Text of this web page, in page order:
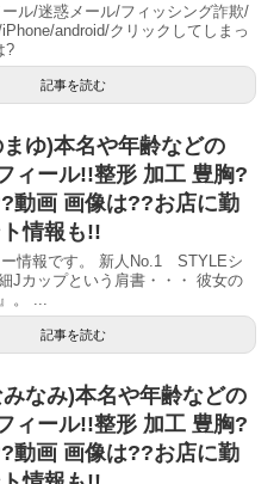
ル/迷惑メール/フィッシング詐欺/
android/クリックしてしまっ
?
記事を読む
ゆ)本名や年齢などの
ィール!!整形 加工 豊胸?
動画 画像は??お店に勤
情報も!!
情報です。 新人No.1 STYLEシ
Jカップという肩書・・・ 彼女の
。 ...
記事を読む
なみ)本名や年齢などの
ィール!!整形 加工 豊胸?
動画 画像は??お店に勤